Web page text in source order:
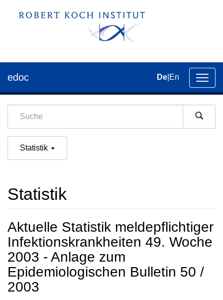
der
edoc De En
Statistik
Statistik
Aktuelle Statistik meldepflichtiger
Infektionskrankheiten 49. Woche
2003 - Anlage zum
Epidemiologischen Bulletin 50 /
2003